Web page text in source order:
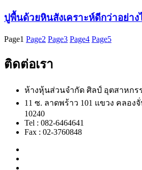
ปูพื้นด้วยหินสังเคราะห์ดีกว่าอย่าง
Page1 Page2 Page3 Page4 Page5
ติดต่อเรา
ห้างหุ้นส่วนจำกัด ศิลป์ อุตสาหก
11 ซ. ลาดพร้าว 101 แขวง คลอง
10240
Tel : 082-6464641
Fax : 02-3760848